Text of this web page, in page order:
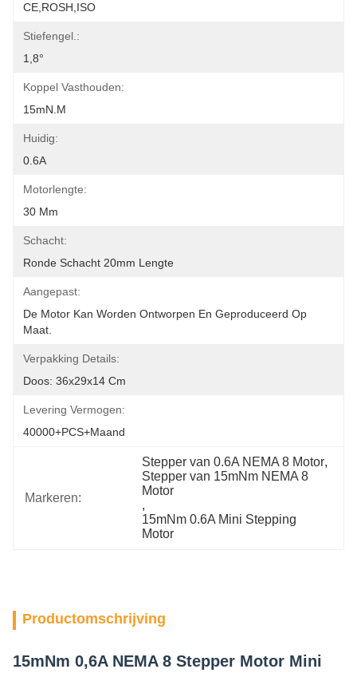
CE,ROSH,ISO
Stiefengel.:
1,8°
Koppel Vasthouden:
15mN.m
Huidig:
0.6A
Motorlengte:
30 Mm
Schacht:
Ronde Schacht 20mm Lengte
Aangepast:
De Motor Kan Worden Ontworpen En Geproduceerd Op
Maat.
Verpakking Details:
Doos: 36x29x14 Cm
Levering Vermogen:
40000+PCS+maand
Markeren:
Stepper van 0.6A NEMA 8 Motor
Stepper van 15mNm NEMA 8
Motor
,
15mNm 0.6A Mini Stepping
Motor
Productomschrijving
15mNm 0,6A NEMA 8 Stepper Motor Mini